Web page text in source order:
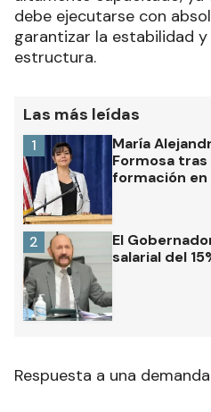
debe ejecutarse con
garantizar la estabilidad
estructura.
Las más leídas
María
Formosa
formación en
1
El
salarial del
2
Respuesta a una